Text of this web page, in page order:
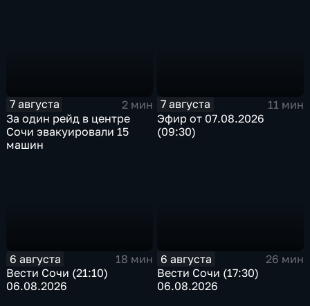
7 августа
2 мин
За один рейд в центре
Сочи эвакуировали 15
машин
7 августа
11 мин
Эфир от 07.08.2026
(09:30)
6 августа
18 мин
Вести Сочи (21:10)
06.08.2026
6 августа
26 мин
Вести Сочи (17:30)
06.08.2026